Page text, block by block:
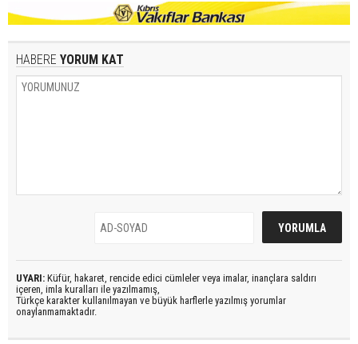
HABERE YORUM KAT
UYARI: Küfür, hakaret, rencide edici cümleler veya imalar, inançlara saldırı
içeren, imla kuralları ile yazılmamış,
Türkçe karakter kullanılmayan ve büyük harflerle yazılmış yorumlar
onaylanmamaktadır.